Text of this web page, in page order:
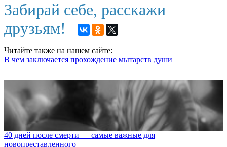
Забирай себе, расскажи
друзьям!
Читайте также на нашем сайте:
В чем заключается прохождение мытарств души
40 дней после смерти — самые важные для
новопреставленного